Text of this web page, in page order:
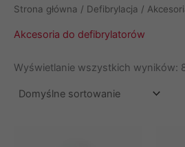
Strona główna / Defibrylacja /
Akcesoria do defibrylatorów
Wyświetlanie wszystkich wyników: